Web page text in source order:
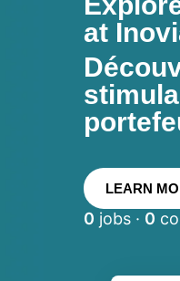
at
LEARN
0 jobs · 0